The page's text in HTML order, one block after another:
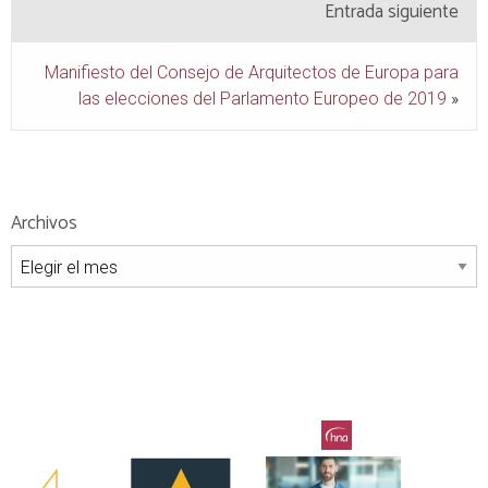
Entrada siguiente
Manifiesto del Consejo de Arquitectos de Europa para
las elecciones del Parlamento Europeo de 2019 »
Archivos
Archivos